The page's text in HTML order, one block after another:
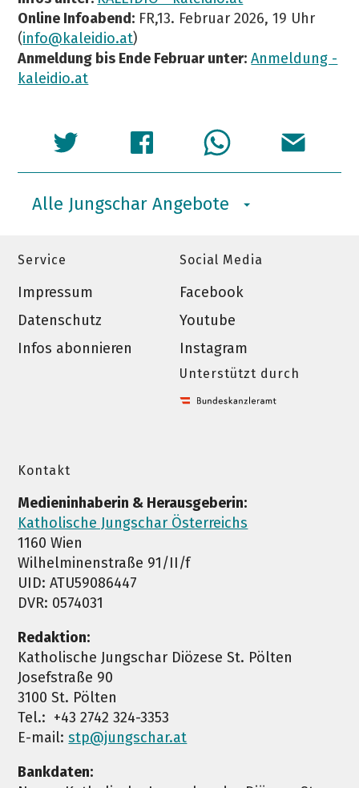
Online Infoabend: FR,13. Februar 2026, 19 Uhr
(info@kaleidio.at)
Anmeldung bis Ende Februar unter: Anmeldung -
kaleidio.at
Alle Jungschar Angebote
Service
Impressum
Datenschutz
Infos abonnieren
Social Media
Facebook
Youtube
Instagram
Unterstützt durch
Kontakt
Medieninhaberin & Herausgeberin:
Katholische Jungschar Österreichs
1160 Wien
Wilhelminenstraße 91/II/f
UID: ATU59086447
DVR: 0574031
Redaktion:
Katholische Jungschar Diözese St. Pölten
Josefstraße 90
3100 St. Pölten
Tel.: +43 2742 324-3353
E-mail:stp@jungschar.at
Bankdaten: